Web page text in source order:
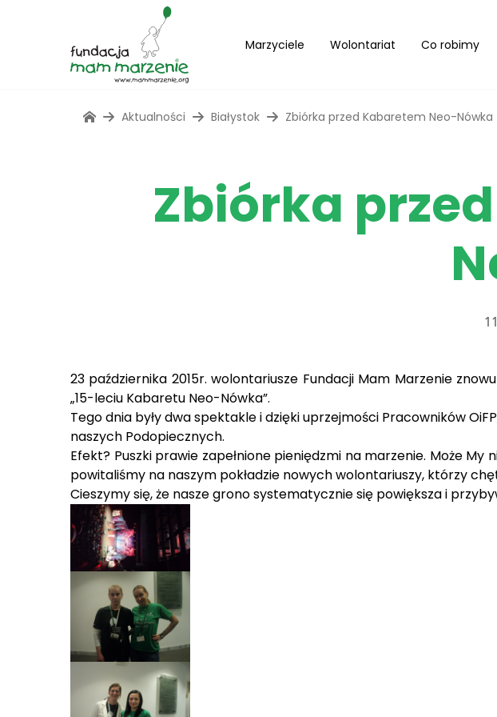
Marzyciele Wolontariat Co robimy
Aktualności Białystok Zbiórka przed Kabaretem Neo-Nówka
Zbiórka
23 października 2015r. wolontariusze Fundacji Mam Marzenie
„15-leciu Kabaretu Neo-Nówka”.
Tego dnia były dwa spektakle i dzięki uprzejmości Pracowników
naszych Podopiecznych.
Efekt? Puszki prawie zapełnione pieniędzmi na marzenie. Może
powitaliśmy na naszym pokładzie nowych wolontariuszy, którzy
Cieszymy się, że nasze grono systematycznie się powiększa i